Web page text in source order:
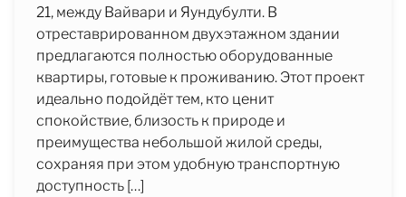
21, между Вайвари и Яундубулти. В
отреставрированном двухэтажном здании
предлагаются полностью оборудованные
квартиры, готовые к проживанию. Этот проект
идеально подойдёт тем, кто ценит
спокойствие, близость к природе и
преимущества небольшой жилой среды,
сохраняя при этом удобную транспортную
доступность […]